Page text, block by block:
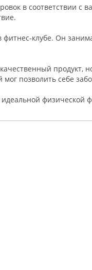
в соответствии
клубе. Он
позволить себе
физической